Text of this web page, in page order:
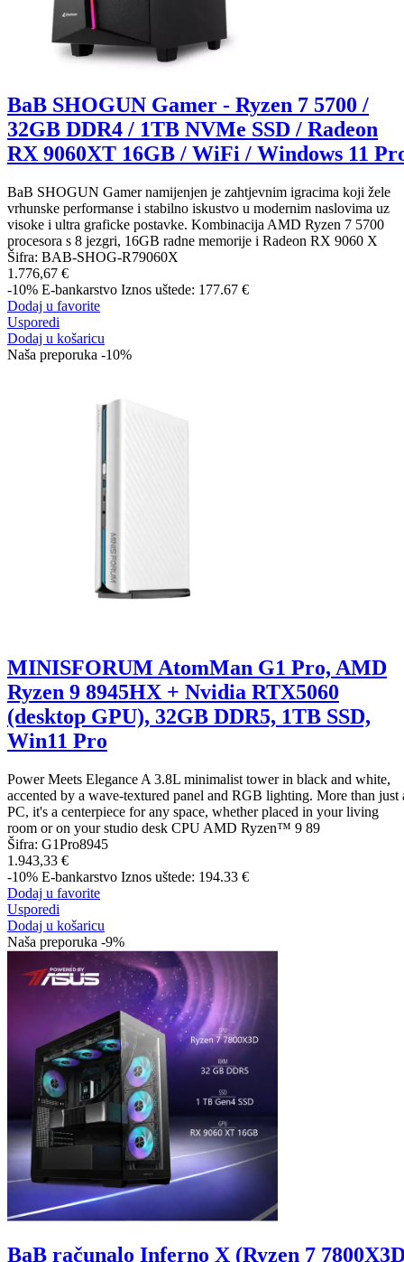
BaB SHOGUN Gamer - Ryzen 7 5700 /
32GB DDR4 / 1TB NVMe SSD / Radeon
RX 9060XT 16GB / WiFi / Windows 11
BaB SHOGUN Gamer namijenjen je zahtjevnim igracima koji žele
vrhunske performanse i stabilno iskustvo u modernim naslovima uz
visoke i ultra graficke postavke. Kombinacija AMD Ryzen 7 5700
procesora s 8 jezgri, 16GB radne memorije i Radeon RX 9060 X
Šifra: BAB-SHOG-R79060X
1.776,67 €
-10% E-bankarstvo Iznos uštede: 177.67 €
Dodaj u favorite
Usporedi
Dodaj u košaricu
Naša preporuka -10%
MINISFORUM AtomMan G1 Pro, AMD
Ryzen 9 8945HX + Nvidia RTX5060
(desktop GPU), 32GB DDR5, 1TB SSD,
Win11 Pro
Power Meets Elegance A 3.8L minimalist tower in black and white,
accented by a wave-textured panel and RGB lighting. More than just
PC, it's a centerpiece for any space, whether placed in your living
room or on your studio desk CPU AMD Ryzen™ 9 89
Šifra: G1Pro8945
1.943,33 €
-10% E-bankarstvo Iznos uštede: 194.33 €
Dodaj u favorite
Usporedi
Dodaj u košaricu
Naša preporuka -9%
BaB računalo Inferno X (Ryzen 7